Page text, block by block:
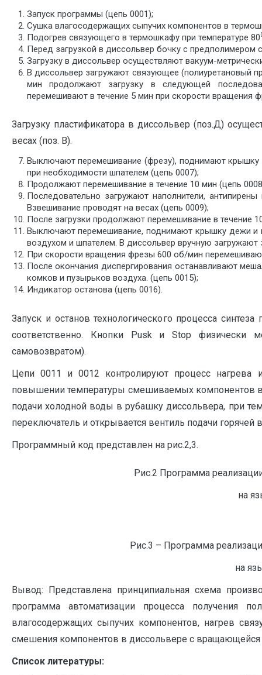
Запуск программы (цепь 0001);
Сушка влагосодержащих сыпучих компонентов в
Подогрев связующего в термошкафу при температуре 80
Перед загрузкой в диссольвер бочку с предполимером
Загрузку в диссольвер осуществляют вакуум-
В диссольвер загружают связующее (полиуретановый
мин продолжают загрузку в следующей
перемешивают в течение 5 мин при скорости вращения
Загрузку пластификатора в диссольвер (поз.Д)
весах (поз. В).
Выключают перемешивание (фрезу), поднимают крышку
при необходимости шпателем (цепь 0007);
Продолжают перемешивание в течение 10 мин (цепь
Последовательно загружают наполнители,
Взвешивание проводят на весах (цепь 0009);
После загрузки продолжают перемешивание в течение
Выключают перемешивание, поднимают крышку дежи и
воздухом и шпателем. В диссольвер вручную загружают
При скорости вращения фрезы 600 об/мин
После окончания диспергирования останавливают
комков и пузырьков воздуха. (цепь 0015);
Индикатор останова (цепь 0016).
Запуск и останов технологического процесса
соответственно. Кнопки Pusk и Stop физически
самовозвратом).
Цепи 0011 и 0012 контролируют процесс нагрева
повышении температуры смешиваемых компонентов
подачи холодной воды в рубашку диссольвера, при
переключатель и открывается вентиль подачи горячей
Программный код представлен на рис.2,3.
Рис.2 Программа
на
Рис.3 – Программа
на
Вывод: Представлена принципиальная схема
программа автоматизации процесса получения
влагосодержащих сыпучих компонентов, нагрев
смешения компонентов в диссольвере с
Список литературы: